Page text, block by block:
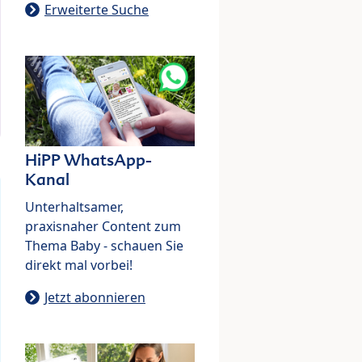
Erweiterte Suche
HiPP WhatsApp-
Kanal
Unterhaltsamer,
praxisnaher Content zum
Thema Baby - schauen Sie
direkt mal vorbei!
Jetzt abonnieren